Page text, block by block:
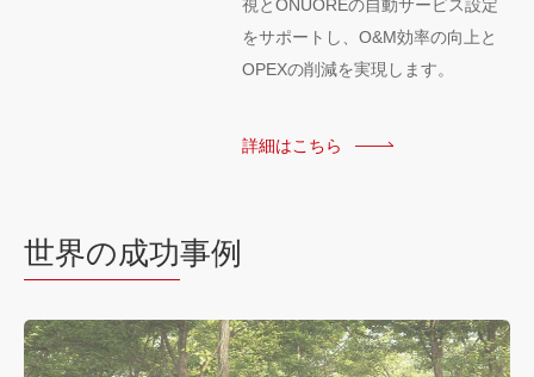
視とONUOREの自動サービス設定
をサポートし、O&M効率の向上と
OPEXの削減を実現します。
詳細はこちら
世界の成功事例